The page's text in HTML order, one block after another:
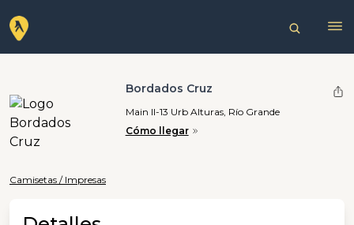
Bordados Cruz
Main II-13 Urb Alturas, Río Grande
Cómo llegar
Camisetas / Impresas